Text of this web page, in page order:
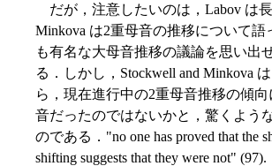
だが，注意したいのは，Labov は
Minkova は2重母音の推移について
も有名な大母音推移の議論を思い出
る．しかし，Stockwell and Minkova は
ら，現在進行中の2重母音推移の傾
音だったのではないかと，驚くよう
のである．"no one has proved that the
shifting suggests that they were not" (97).